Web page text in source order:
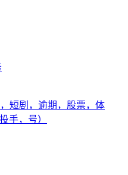
短剧，逾期，股票，体
手，号）